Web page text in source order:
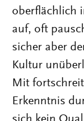
oberflächlich
auf, oft
sicher aber
Kultur
Mit
Erkenntnis